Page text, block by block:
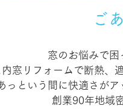
ご
窓のお悩みで困
窓リフォームで断熱、
っという間に快適さがア
創業90年地域